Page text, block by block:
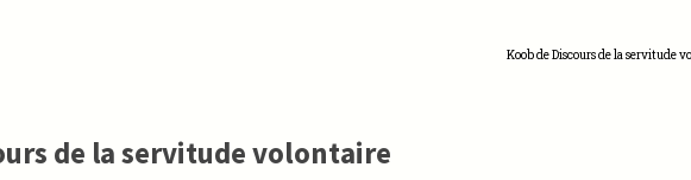
Koob de Discours de la servitude
de la servitude volontaire